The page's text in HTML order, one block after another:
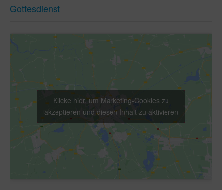
Gottesdienst
Klicke hier, um Marketing-Cookies zu
akzeptieren und diesen Inhalt zu aktivieren